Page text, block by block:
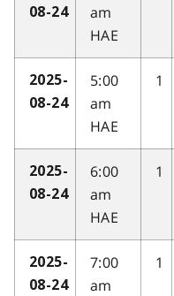
08-24
am
HAE
2025-
08-24
5:00
am
HAE
1
2025-
08-24
6:00
am
HAE
1
2025-
08-24
7:00
am
1